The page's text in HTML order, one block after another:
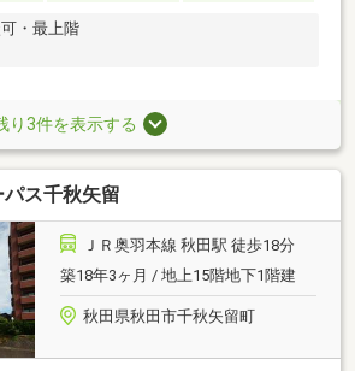
・最上階
り3件を表示する
パス千秋矢留
ＪＲ奥羽本線 秋田駅 徒歩18分
築18年3ヶ月 / 地上15階地下1階建
秋田県秋田市千秋矢留町